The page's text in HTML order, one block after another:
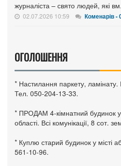
журналіста – свято людей, які
02.07.2026 10:59 Коменарів -
ОГОЛОШЕННЯ
* Настилання паркету,
Тел. 050-204-13-33.
* ПРОДАМ 4-кімнатний будинок
області. Всі комунікації, 8 сот.
* Куплю старий будинок у місті
561-10-96.